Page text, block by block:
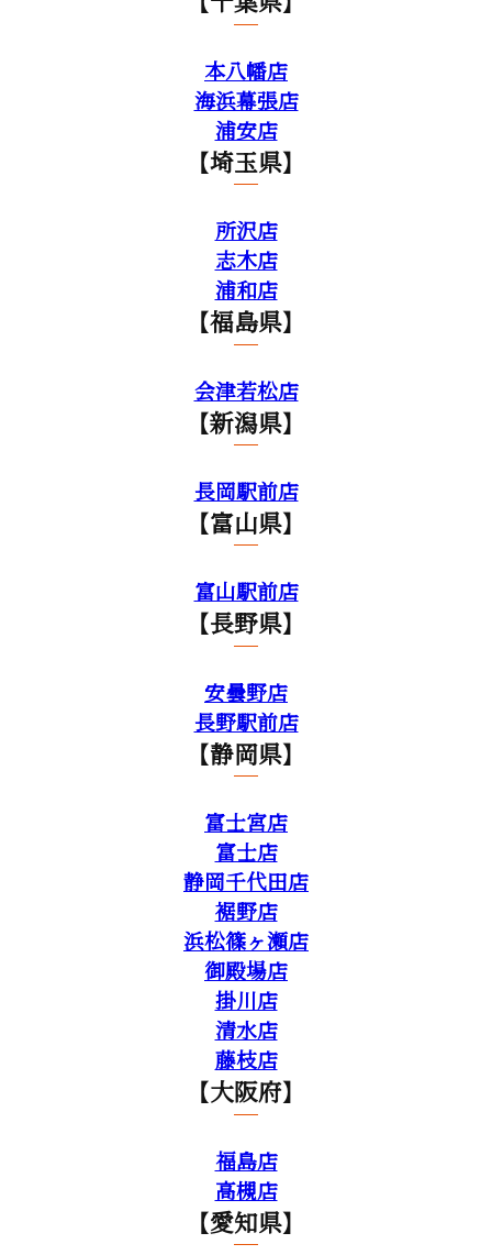
本八幡店
海浜幕張店
浦安店
【埼玉県】
所沢店
志木店
浦和店
【福島県】
会津若松店
【新潟県】
長岡駅前店
【富山県】
富山駅前店
【長野県】
安曇野店
長野駅前店
【静岡県】
富士宮店
富士店
静岡千代田店
裾野店
浜松篠ヶ瀬店
御殿場店
掛川店
清水店
藤枝店
【大阪府】
福島店
高槻店
【愛知県】